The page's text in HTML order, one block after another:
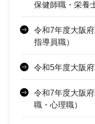
保健師職・栄養
令和7年度大阪
指導員職）
令和5年度大阪
令和7年度大阪
職・心理職）